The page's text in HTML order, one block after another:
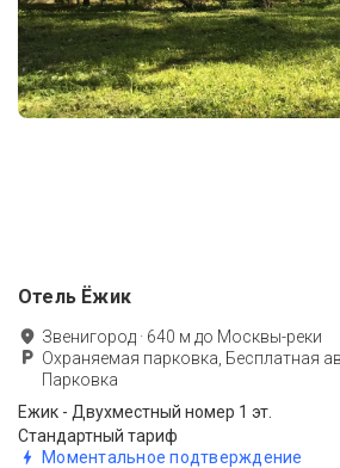
Отель Ёжик
Звенигород · 640 м до Москвы-реки
Охраняемая парковка, Бесплатная
Парковка
Ежик - Двухместный номер 1 эт.
Стандартный тариф
Моментальное подтверждение